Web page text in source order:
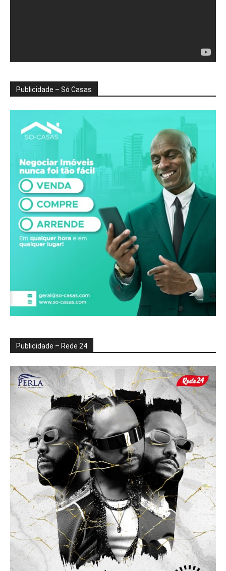
Publicidade – Só Casas
Publicidade – Rede 24